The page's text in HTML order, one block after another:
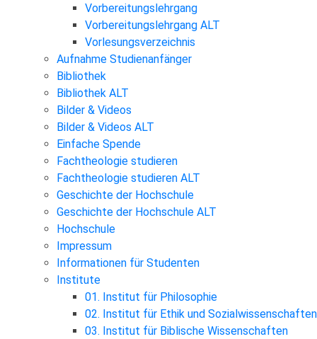
Vorbereitungslehrgang
Vorbereitungslehrgang ALT
Vorlesungsverzeichnis
Aufnahme Studienanfänger
Bibliothek
Bibliothek ALT
Bilder & Videos
Bilder & Videos ALT
Einfache Spende
Fachtheologie studieren
Fachtheologie studieren ALT
Geschichte der Hochschule
Geschichte der Hochschule ALT
Hochschule
Impressum
Informationen für Studenten
Institute
01. Institut für Philosophie
02. Institut für Ethik und Sozialwissenschaften
03. Institut für Biblische Wissenschaften